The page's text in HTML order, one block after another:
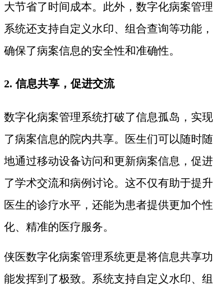
大节省了时间成本。此外，数字化病案管理
系统还支持自定义水印、组合查询等功能，
确保了病案信息的安全性和准确性。
2. 信息共享，促进交流
数字化病案管理系统打破了信息孤岛，实现
了病案信息的院内共享。医生们可以随时随
地通过移动设备访问和更新病案信息，促进
了学术交流和病例讨论。这不仅有助于提升
医生的诊疗水平，还能为患者提供更加个性
化、精准的医疗服务。
侠医数字化病案管理系统更是将信息共享功
能发挥到了极致。系统支持自定义水印、组